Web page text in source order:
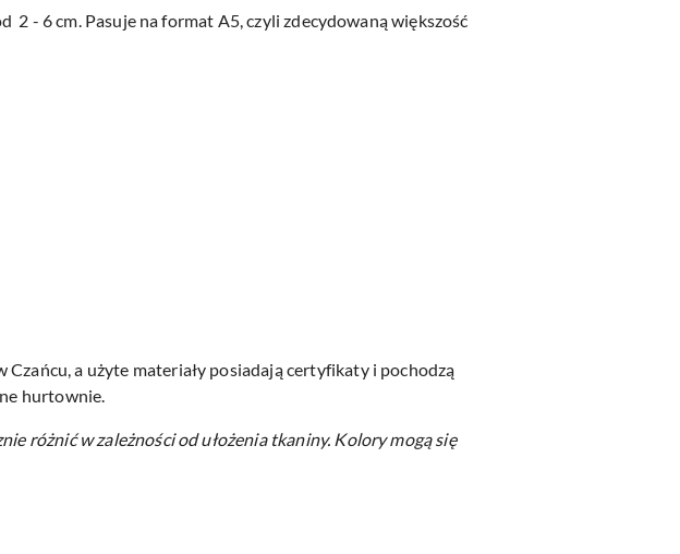
2 - 6 cm. Pasuje na format A5, czyli zdecydowaną większość
a użyte materiały posiadają certyfikaty i pochodzą
hurtownie.
różnić w zależności od ułożenia tkaniny. Kolory mogą się